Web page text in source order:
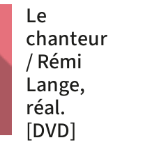
mail
Le
chanteur
/ Rémi
Lange,
réal.
[DVD]